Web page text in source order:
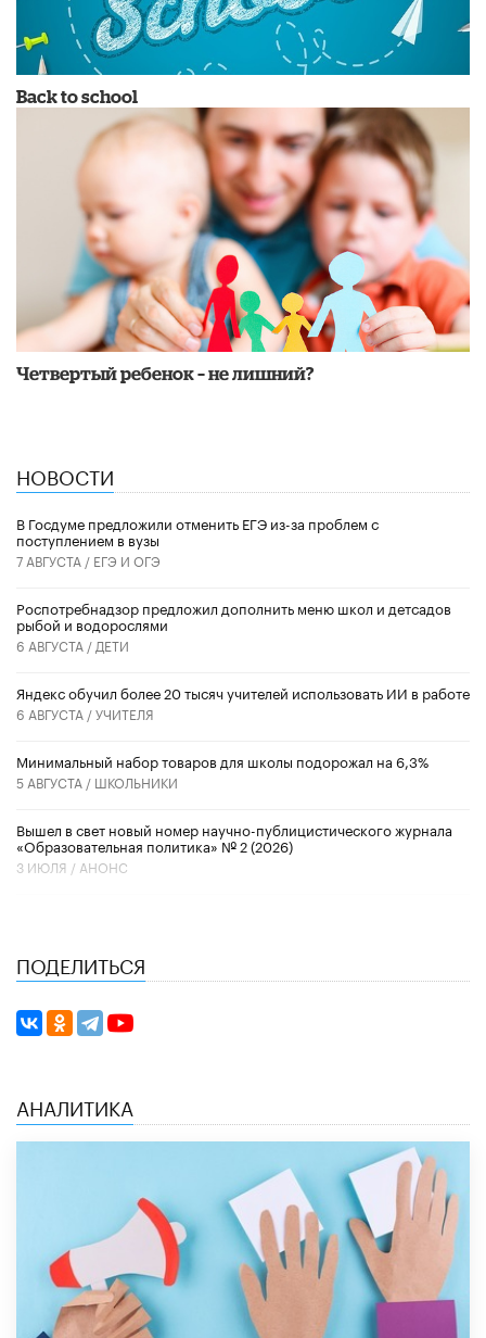
Back to school
Четвертый ребенок – не лишний?
НОВОСТИ
В Госдуме предложили отменить ЕГЭ из-за проблем с
поступлением в вузы
7 АВГУСТА / ЕГЭ И ОГЭ
Роспотребнадзор предложил дополнить меню школ и детсадов
рыбой и водорослями
6 АВГУСТА / ДЕТИ
​Яндекс обучил более 20 тысяч учителей использовать ИИ в работе
6 АВГУСТА /УЧИТЕЛЯ
Минимальный набор товаров для школы подорожал на 6,3%
5 АВГУСТА / ШКОЛЬНИКИ
Вышел в свет новый номер научно-публицистического журнала
«Образовательная политика» № 2 (2026)
3 ИЮЛЯ / АНОНС
ПОДЕЛИТЬСЯ
АНАЛИТИКА